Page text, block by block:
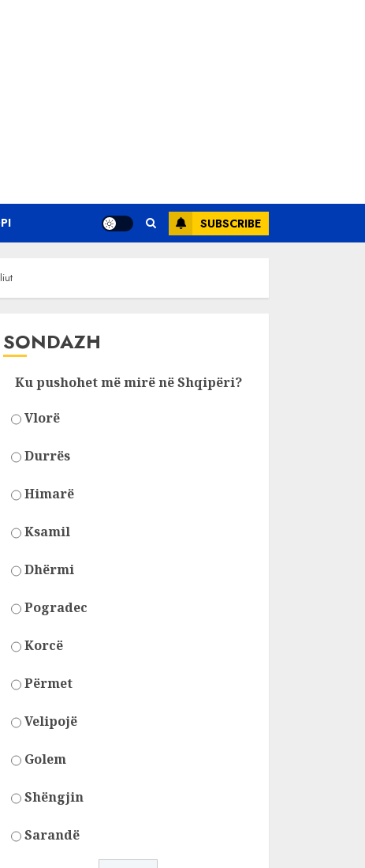
SUBSCRIBE
SONDAZH
Ku pushohet më mirë në Shqipëri?
Vlorë
Durrës
Himarë
Ksamil
Dhërmi
Pogradec
Korcë
Përmet
Velipojë
Golem
Shëngjin
Sarandë